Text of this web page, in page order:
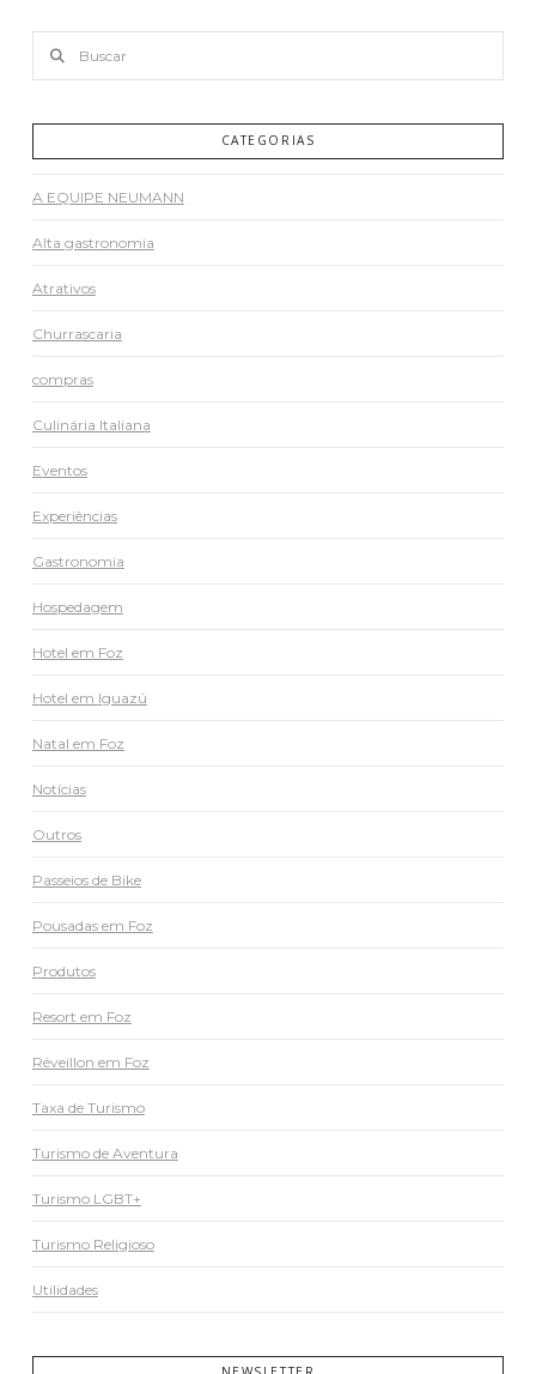
CATEGORIAS
A EQUIPE NEUMANN
Alta gastronomia
Atrativos
Churrascaria
compras
Culinária Italiana
Eventos
Experiências
Gastronomia
Hospedagem
Hotel em Foz
Hotel em Iguazú
Natal em Foz
Notícias
Outros
Passeios de Bike
Pousadas em Foz
Produtos
Resort em Foz
Réveillon em Foz
Taxa de Turismo
Turismo de Aventura
Turismo LGBT+
Turismo Religioso
Utilidades